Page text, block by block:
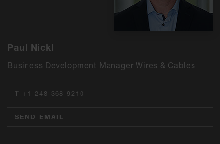
Paul Nickl
Business Development Manager Wires & Cables
T +1 248 368 9210
SEND EMAIL